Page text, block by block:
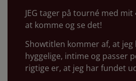
JEG tager på tourné med
at komme og se det!
Showtitlen kommer af, at
hyggelige, intime og passer
rigtige er, at jeg har fundet